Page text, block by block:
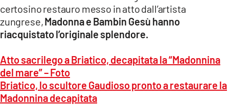
certosino restauro messo in atto dall’artista
zungrese,Madonna e Bambin Gesù hanno
riacquistato l’originale splendore.
Atto sacrilego a Briatico, decapitata la “Madonnina
del mare” – Foto
Briatico, lo scultore Gaudioso pronto a restaurare la
Madonnina decapitata